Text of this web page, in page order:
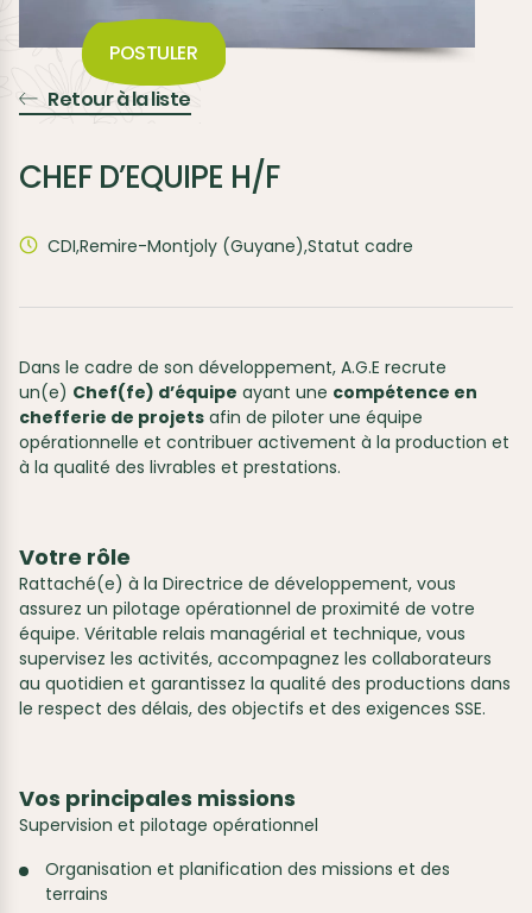
POSTULER
Retour à la liste
CHEF D’EQUIPE H/F
CDI,Remire-Montjoly (Guyane),Statut cadre
Dans le cadre de son développement, A.G.E recrute
un(e) Chef(fe) d’équipe ayant une compétence en
chefferie de projets afin de piloter une équipe
opérationnelle et contribuer activement à la production et
à la qualité des livrables et prestations.
Votre rôle
Rattaché(e) à la Directrice de développement, vous
assurez un pilotage opérationnel de proximité de votre
équipe. Véritable relais managérial et technique, vous
supervisez les activités, accompagnez les collaborateurs
au quotidien et garantissez la qualité des productions dans
le respect des délais, des objectifs et des exigences SSE.
Vos principales missions
Supervision et pilotage opérationnel
Organisation et planification des missions et des
terrains